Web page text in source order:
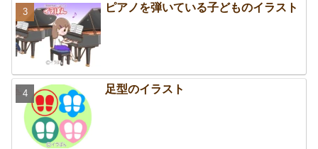
ピアノを弾いている子どものイラスト
足型のイラスト